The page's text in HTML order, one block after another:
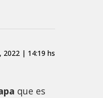
2022 | 14:19 hs
que es